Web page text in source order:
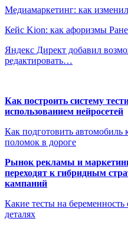
Медиамаркетинг: как
Кейс Kion: как афоризмы
Яндекс Директ добавил
редактировать…
Как построить систему
использованием нейросетей
Как подготовить автомобиль
поломок в дороге
Рынок рекламы и
переходят к гибридным
кампаний
Какие тесты на
деталях